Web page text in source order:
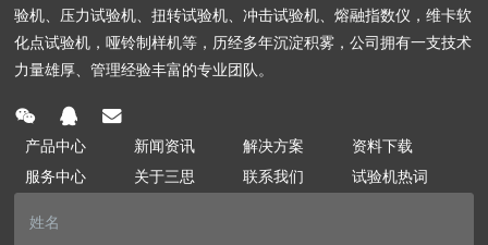
验机、压力试验机、扭转试验机、冲击试验机、熔融指数仪，维卡软
化点试验机，哑铃制样机等，历经多年沉淀积雾，公司拥有一支技术
力量雄厚、管理经验丰富的专业团队。
产品中心 新闻资讯 解决方案
资料下载
服务中心
关于三思 联系我们 试验机热词